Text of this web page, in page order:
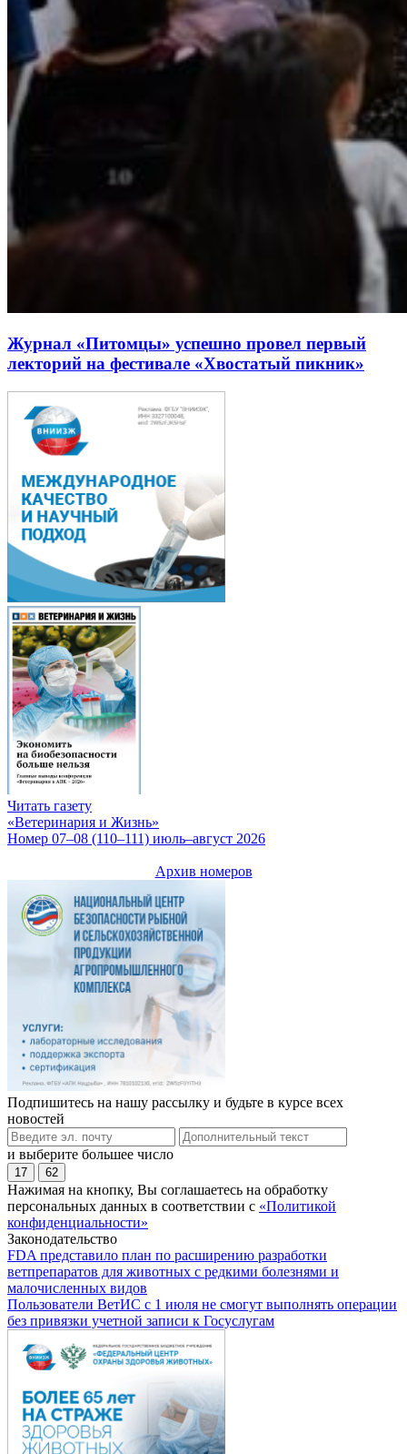
Журнал «Питомцы» успешно провел первый
лекторий на фестивале «Хвостатый пикник»
Читать газету
«Ветеринария и Жизнь»
Номер 07–08 (110–111) июль–август 2026
Архив номеров
Подпишитесь на нашу рассылку и будьте в курсе всех
новостей
и выберите большее число
17 62
Нажимая на кнопку, Вы соглашаетесь на обработку
персональных данных в соответствии с «Политикой
конфиденциальности»
Законодательство
FDA представило план по расширению разработки
ветпрепаратов для животных с редкими болезнями и
малочисленных видов
Пользователи ВетИС с 1 июля не смогут выполнять операции
без привязки учетной записи к Госуслугам